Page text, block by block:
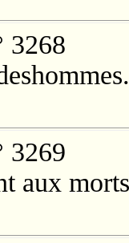
3268
3269
aux